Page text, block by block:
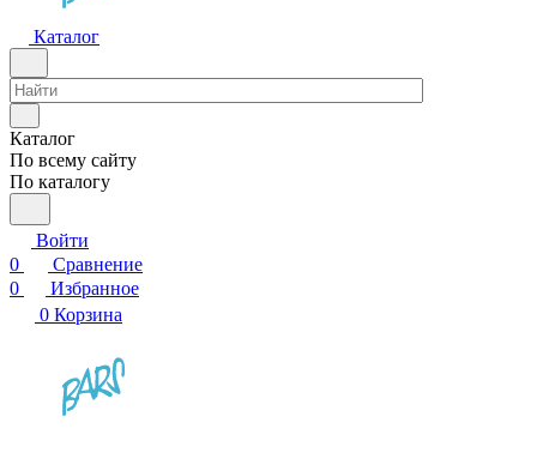
Каталог
Каталог
По всему сайту
По каталогу
Войти
0
Сравнение
0
Избранное
0 Корзина